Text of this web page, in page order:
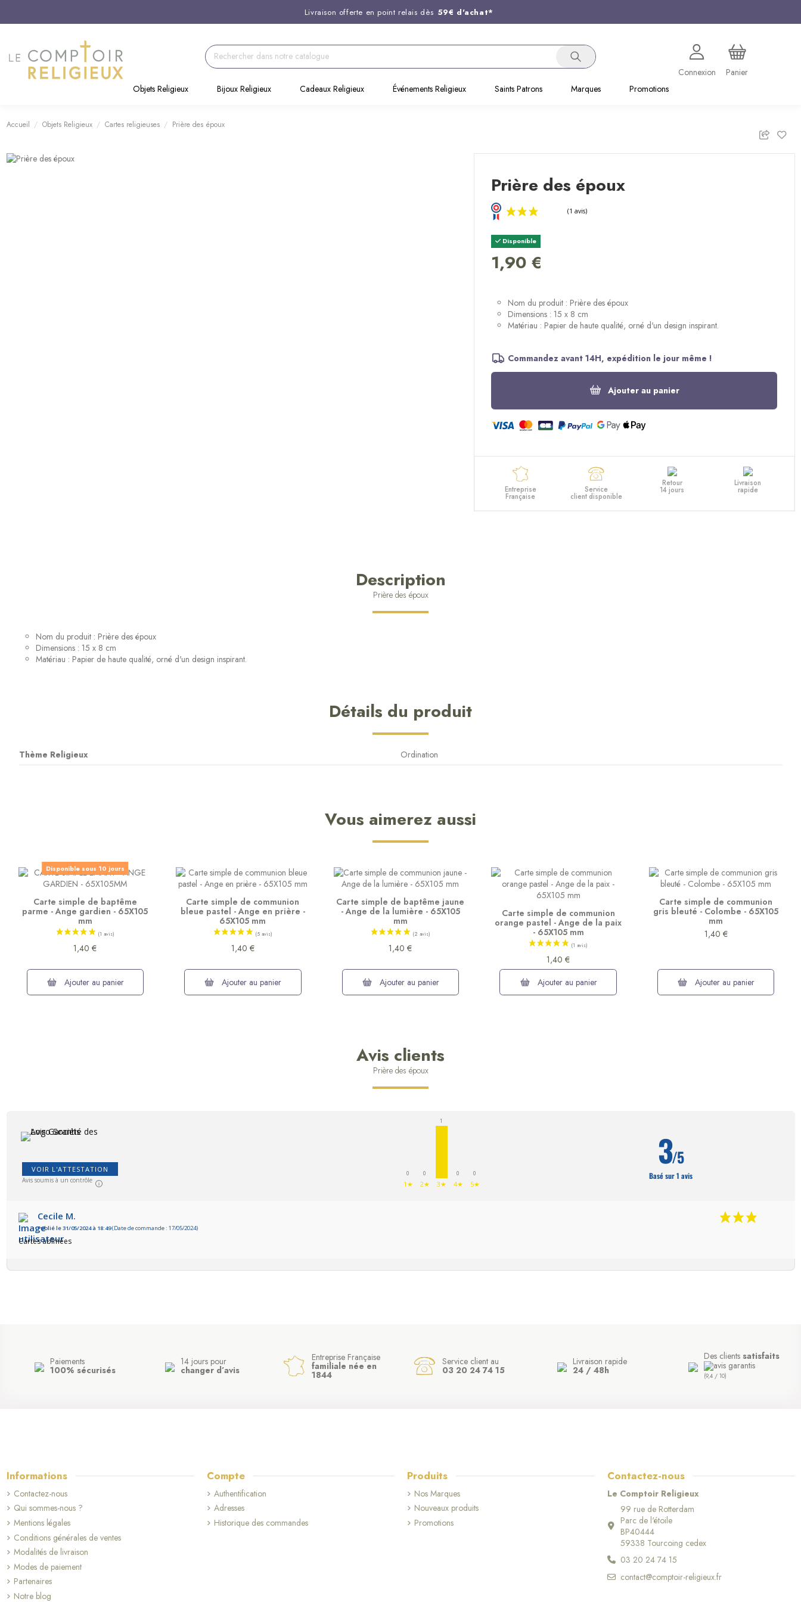
Livraison offerte en point relais dès 59€ d'achat*
Support client disponible au
Commandez avant 14H, expédition le jour même !
Connexion
Panier
Objets Religieux
Bijoux Religieux Cadeaux Religieux Événements Religieux Saints Patrons Marques Promotions
Accueil Objets Religieux Cartes religieuses Prière des époux
Prière des époux
Disponible
1,90 €
Nom du produit : Prière des époux
Dimensions : 15 x 8 cm
Matériau : Papier de haute qualité, orné d'un design inspirant.
Commandez avant 14H, expédition le jour même !
Ajouter au panier
Entreprise
Française
Service
client disponible
Retour
14 jours
Livraison
rapide
Description
Prière des époux
Nom du produit : Prière des époux
Dimensions : 15 x 8 cm
Matériau : Papier de haute qualité, orné d'un design inspirant.
Détails du produit
Thème Religieux Ordination
Vous aimerez aussi
Disponible sous 10 jours
Carte simple de baptême
parme - Ange gardien - 65X105
mm
1,40 €
Ajouter au panier
Carte simple de communion
bleue pastel - Ange en prière -
65X105 mm
1,40 €
Ajouter au panier
Carte simple de baptême jaune
- Ange de la lumière - 65X105
mm
1,40 €
Ajouter au panier
Carte simple de communion
orange pastel - Ange de la paix
- 65X105 mm
1,40 €
Ajouter au panier
Carte simple de communion
gris bleuté - Colombe - 65X105
mm
1,40 €
Ajouter au panier
Avis clients
Prière des époux
VOIR L'ATTESTATION
Avis soumis à un contrôle
0
1★
0
2★
1
3★
0
4★
0
5★
3/5
Basé sur 1 avis
Cecile M.
Publié le 31/05/2024 à 18:49(Date de commande : 17/05/2024)
Cartes abîmées
Paiements
100% sécurisés
14 jours pour
changer d’avis
Entreprise Française
familiale née en
1844
Service client au
03 20 24 74 15
Livraison rapide
24 / 48h
Des clients satisfaits
(9,4 / 10)
Informations
Contactez-nous
Qui sommes-nous ?
Mentions légales
Conditions générales de ventes
Modalités de livraison
Modes de paiement
Partenaires
Notre blog
Compte
Authentification
Adresses
Historique des commandes
Produits
Nos Marques
Nouveaux produits
Promotions
Contactez-nous
Le Comptoir Religieux
99 rue de Rotterdam
Parc de l'étoile
BP40444
59338 Tourcoing cedex
03 20 24 74 15
contact@comptoir-religieux.fr